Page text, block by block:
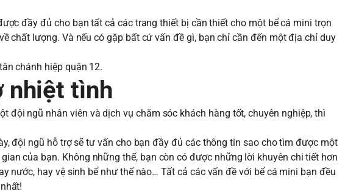
đầy đủ cho bạn tất cả các trang thiết bị cần thiết cho một bể cá mini trọn
chất lượng. Và nếu có gặp bất cứ vấn đề gì, bạn chỉ cần đến một địa chỉ duy
chánh hiệp quận 12.
nhiệt tình
đội ngũ nhân viên và dịch vụ chăm sóc khách hàng tốt, chuyên nghiệp, thì
đội ngũ hỗ trợ sẽ tư vấn cho bạn đầy đủ các thông tin sao cho tìm được một
của bạn. Không những thế, bạn còn có được những lời khuyên chi tiết hơn
nước, hay vệ sinh bể như thế nào… Tất cả các vấn đề với bể cá mini bạn đều